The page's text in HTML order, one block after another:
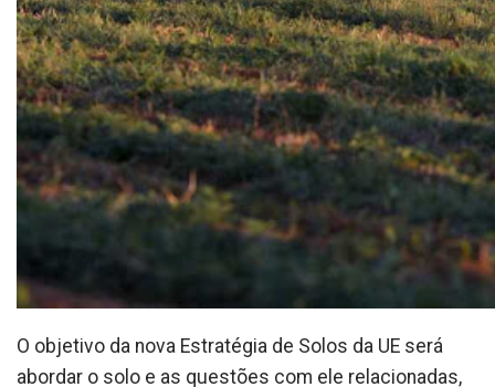
O objetivo da nova Estratégia de Solos da UE será
abordar o solo e as questões com ele relacionadas,